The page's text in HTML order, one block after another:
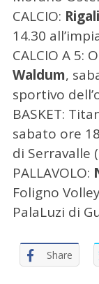
CALCIO: Rigali
14.30
CALCIO A 5:
Waldum,
sportivo
BASKET:
sabato ore
di Serravalle
PALLAVOLO:
Foligno
PalaLuzi di
Share